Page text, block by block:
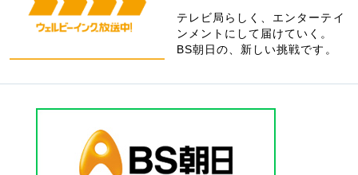
テレビ局らしく、エンターテイ
ンメントにして届けていく。
BS朝日の、新しい挑戦です。